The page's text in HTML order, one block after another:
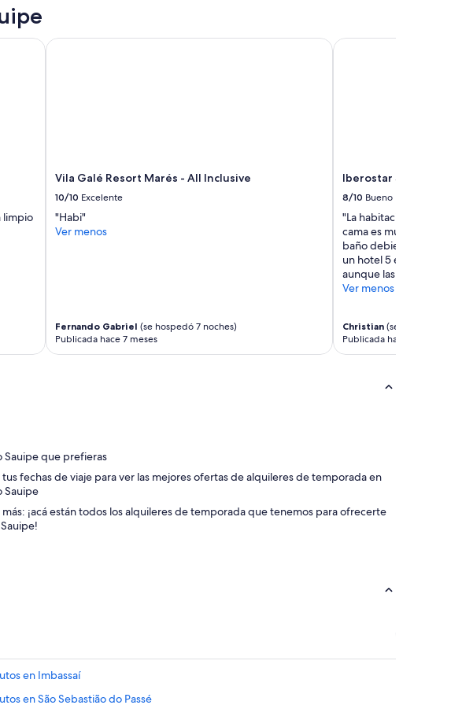
limpio
Vila Galé Resort Marés - All Inclusive
10/10 Excelente
"Habi"
Ver menos
Fernando Gabriel (se hospedó 7 noches)
Publicada hace 7 meses
Vila Galé Resort Marés - All Inclusive
Iberostar Selection
8/10 Bueno
"La habitación es
cama es muy cómoda
baño debiera tener
un hotel 5 estrellas. El
aunque las reposteras
Ver menos
Christian(se hospedó 10
Publicada hace 9 meses
Iberostar Selection
Sauipe que prefieras
fechas de viaje para ver las mejores ofertas de alquileres de temporada en
Sauipe
¡acá están todos los alquileres de temporada que tenemos para ofrecerte
en Imbassaí
en São Sebastião do Passé